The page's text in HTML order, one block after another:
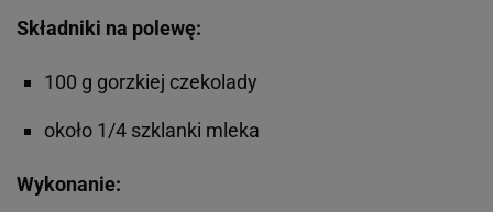
Składniki na polewę:
100 g gorzkiej czekolady
około 1/4 szklanki mleka
Wykonanie: